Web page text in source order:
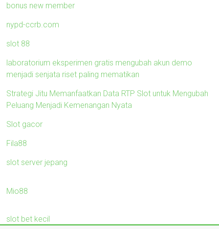
bonus new member
nypd-ccrb.com
slot 88
laboratorium eksperimen gratis mengubah akun demo
menjadi senjata riset paling mematikan
Strategi Jitu Memanfaatkan Data RTP Slot untuk Mengubah
Peluang Menjadi Kemenangan Nyata
Slot gacor
Fila88
slot server jepang
Mio88
slot bet kecil